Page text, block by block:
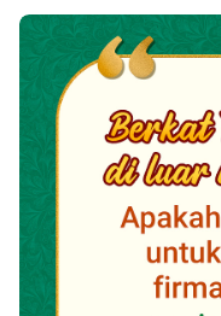
biasa. Sejak bergaul
menyadari bahwa
manusia biasa. Ia
tidak pernah
lebihkan atau
menjalani hidup-Nya
mengagumkan.
dan elok, terbuka
pernah kehilangan